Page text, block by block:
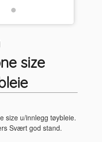
size
size u/innlegg tøybleie.
Svært god stand.